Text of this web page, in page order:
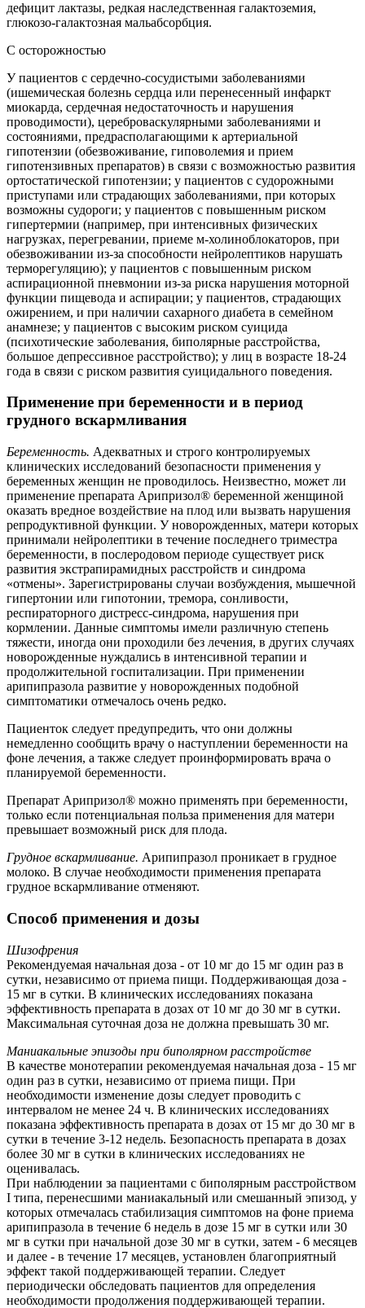
дефицит лактазы, редкая наследственная галактоземия,
глюкозо-галактозная мальабсорбция.
С осторожностью
У пациентов с сердечно-сосудистыми заболеваниями
(ишемическая болезнь сердца или перенесенный инфаркт
миокарда, сердечная недостаточность и нарушения
проводимости), цереброваскулярными заболеваниями и
состояниями, предрасполагающими к артериальной
гипотензии (обезвоживание, гиповолемия и прием
гипотензивных препаратов) в связи с возможностью развития
ортостатической гипотензии; у пациентов с судорожными
приступами или страдающих заболеваниями, при которых
возможны судороги; у пациентов с повышенным риском
гипертермии (например, при интенсивных физических
нагрузках, перегревании, приеме м-холиноблокаторов, при
обезвоживании из-за способности нейролептиков нарушать
терморегуляцию); у пациентов с повышенным риском
аспирационной пневмонии из-за риска нарушения моторной
функции пищевода и аспирации; у пациентов, страдающих
ожирением, и при наличии сахарного диабета в семейном
анамнезе; у пациентов с высоким риском суицида
(психотические заболевания, биполярные расстройства,
большое депрессивное расстройство); у лиц в возрасте 18-24
года в связи с риском развития суицидального поведения.
Применение при беременности и в период
грудного вскармливания
Беременность. Адекватных и строго контролируемых
клинических исследований безопасности применения у
беременных женщин не проводилось. Неизвестно, может ли
применение препарата Арипризол® беременной женщиной
оказать вредное воздействие на плод или вызвать нарушения
репродуктивной функции. У новорожденных, матери которых
принимали нейролептики в течение последнего триместра
беременности, в послеродовом периоде существует риск
развития экстрапирамидных расстройств и синдрома
«отмены». Зарегистрированы случаи возбуждения, мышечной
гипертонии или гипотонии, тремора, сонливости,
респираторного дистресс-синдрома, нарушения при
кормлении. Данные симптомы имели различную степень
тяжести, иногда они проходили без лечения, в других случаях
новорожденные нуждались в интенсивной терапии и
продолжительной госпитализации. При применении
арипипразола развитие у новорожденных подобной
симптоматики отмечалось очень редко.
Пациенток следует предупредить, что они должны
немедленно сообщить врачу о наступлении беременности на
фоне лечения, а также следует проинформировать врача о
планируемой беременности.
Препарат Арипризол® можно применять при беременности,
только если потенциальная польза применения для матери
превышает возможный риск для плода.
Грудное вскармливание. Арипипразол проникает в грудное
молоко. В случае необходимости применения препарата
грудное вскармливание отменяют.
Способ применения и дозы
Шизофрения
Рекомендуемая начальная доза - от 10 мг до 15 мг один раз в
сутки, независимо от приема пищи. Поддерживающая доза -
15 мг в сутки. В клинических исследованиях показана
эффективность препарата в дозах от 10 мг до 30 мг в сутки.
Максимальная суточная доза не должна превышать 30 мг.
Маниакальные эпизоды при биполярном расстройстве
В качестве монотерапии рекомендуемая начальная доза - 15 мг
один раз в сутки, независимо от приема пищи. При
необходимости изменение дозы следует проводить с
интервалом не менее 24 ч. В клинических исследованиях
показана эффективность препарата в дозах от 15 мг до 30 мг в
сутки в течение 3-12 недель. Безопасность препарата в дозах
более 30 мг в сутки в клинических исследованиях не
оценивалась.
При наблюдении за пациентами с биполярным расстройством
I типа, перенесшими маниакальный или смешанный эпизод, у
которых отмечалась стабилизация симптомов на фоне приема
арипипразола в течение 6 недель в дозе 15 мг в сутки или 30
мг в сутки при начальной дозе 30 мг в сутки, затем - 6 месяцев
и далее - в течение 17 месяцев, установлен благоприятный
эффект такой поддерживающей терапии. Следует
периодически обследовать пациентов для определения
необходимости продолжения поддерживающей терапии.